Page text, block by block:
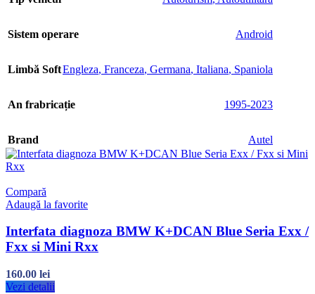
Sistem operare Android
Limbă SoftEngleza, Franceza, Germana, Italiana, Spaniola
An frabricație 1995-2023
Brand Autel
Compară
Adaugă la favorite
Interfata diagnoza BMW K+DCAN Blue Seria Exx /
Fxx si Mini Rxx
160.00 lei
Vezi detalii